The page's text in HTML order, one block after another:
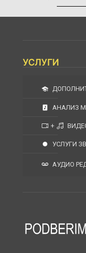
УСЛУГИ
АНАЛИЗ
+
УСЛУГИ
АУДИО